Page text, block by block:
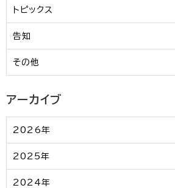
トピックス
告知
その他
アーカイブ
2026年
2025年
2024年